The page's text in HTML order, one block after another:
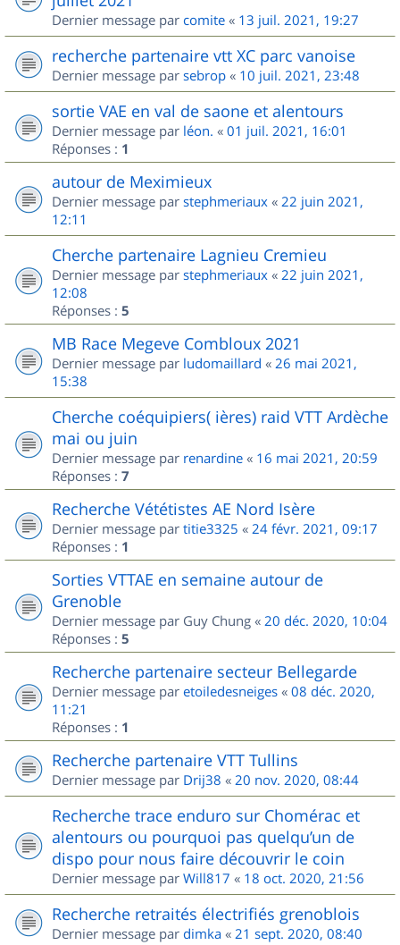
Dernier message par comite « 13 juil. 2021, 19:27
recherche partenaire vtt XC parc vanoise
Dernier message par sebrop « 10 juil. 2021, 23:48
sortie VAE en val de saone et alentours
Dernier message par léon. « 01 juil. 2021, 16:01
Réponses : 1
autour de Meximieux
Dernier message par stephmeriaux « 22 juin 2021,
12:11
Cherche partenaire Lagnieu Cremieu
Dernier message par stephmeriaux « 22 juin 2021,
12:08
Réponses : 5
MB Race Megeve Combloux 2021
Dernier message par ludomaillard « 26 mai 2021,
15:38
Cherche coéquipiers( ières) raid VTT Ardèche
mai ou juin
Dernier message par renardine « 16 mai 2021, 20:59
Réponses : 7
Recherche Vététistes AE Nord Isère
Dernier message par titie3325 « 24 févr. 2021, 09:17
Réponses : 1
Sorties VTTAE en semaine autour de
Grenoble
Dernier message par Guy Chung « 20 déc. 2020, 10:04
Réponses : 5
Recherche partenaire secteur Bellegarde
Dernier message par etoiledesneiges « 08 déc. 2020,
11:21
Réponses : 1
Recherche partenaire VTT Tullins
Dernier message par Drij38 « 20 nov. 2020, 08:44
Recherche trace enduro sur Chomérac et
alentours ou pourquoi pas quelqu’un de
dispo pour nous faire découvrir le coin
Dernier message par Will817 « 18 oct. 2020, 21:56
Recherche retraités électrifiés grenoblois
Dernier message par dimka « 21 sept. 2020, 08:40